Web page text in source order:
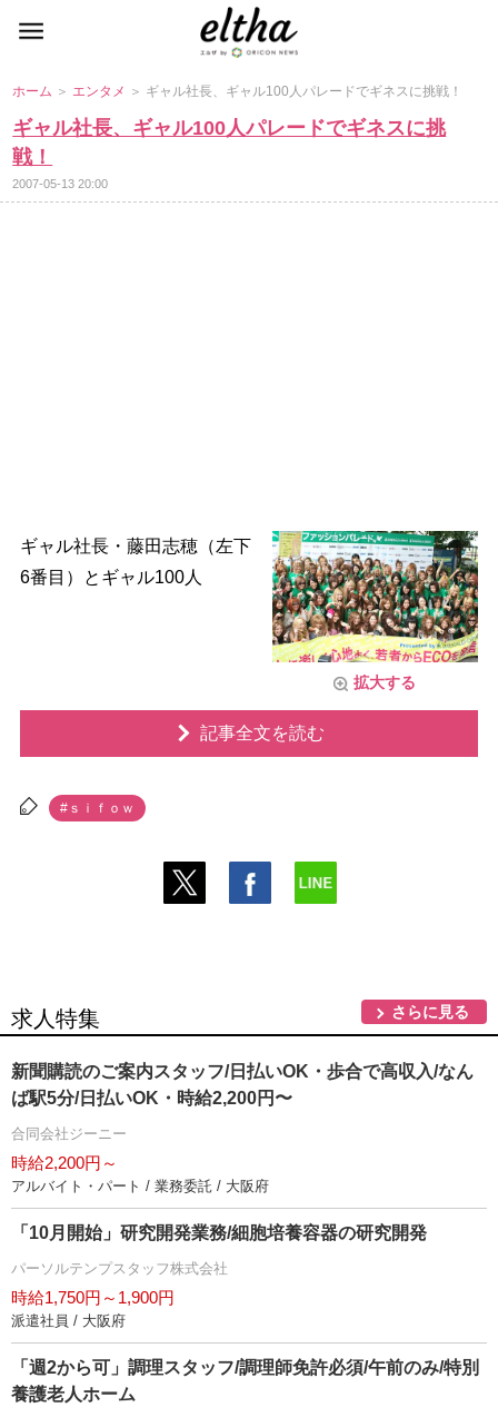
ホーム ＞ エンタメ ＞ ギャル社長、ギャル100人パレードでギネスに挑戦！
ギャル社長、ギャル100人パレードでギネスに挑
戦！
2007-05-13 20:00
拡大する
ギャル社長・藤田志穂（左下
6番目）とギャル100人
記事全文を読む
#ｓｉｆｏｗ
求人特集 さらに見る
新聞購読のご案内スタッフ/日払いOK・歩合で高収入/なん
ば駅5分/日払いOK・時給2,200円〜
合同会社ジーニー
時給2,200円～
アルバイト・パート / 業務委託 / 大阪府
「10月開始」研究開発業務/細胞培養容器の研究開発
パーソルテンプスタッフ株式会社
時給1,750円～1,900円
派遣社員 / 大阪府
「週2から可」調理スタッフ/調理師免許必須/午前のみ/特別
養護老人ホーム